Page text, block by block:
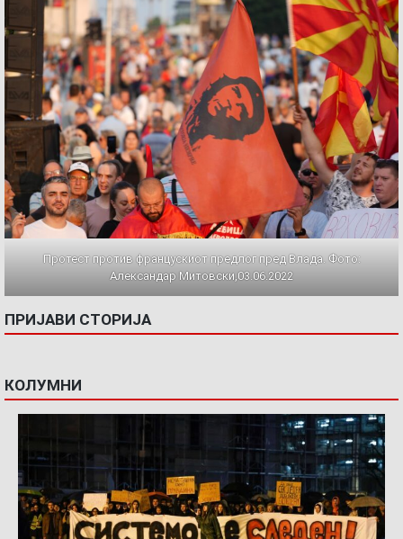
Протест против францускиот предлог пред Влада. Фото:
Александар Митовски,03.06.2022
ПРИЈАВИ СТОРИЈА
КОЛУМНИ